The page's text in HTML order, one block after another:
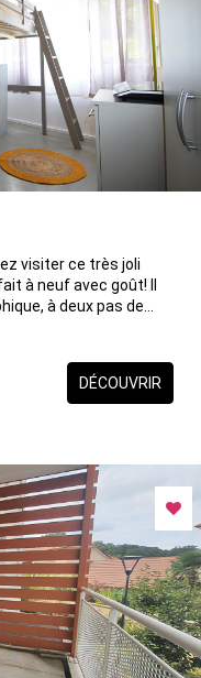
à neuf avec goût! Il
à deux pas de
kitchenette, et une
le chauffage.
DÉCOUVRIR